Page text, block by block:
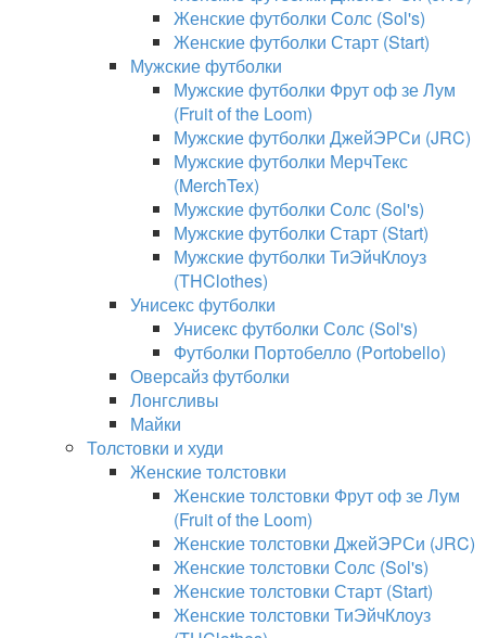
Женские футболки Солс (Sol's)
Женские футболки Старт (Start)
Мужские футболки
Мужские футболки Фрут оф зе Лум
(Fruit of the Loom)
Мужские футболки ДжейЭРСи (JRC)
Мужские футболки МерчТекс
(MerchTex)
Мужские футболки Солс (Sol's)
Мужские футболки Старт (Start)
Мужские футболки ТиЭйчКлоуз
(THClothes)
Унисекс футболки
Унисекс футболки Солс (Sol's)
Футболки Портобелло (Portobello)
Оверсайз футболки
Лонгсливы
Майки
Толстовки и худи
Женские толстовки
Женские толстовки Фрут оф зе Лум
(Fruit of the Loom)
Женские толстовки ДжейЭРСи (JRC)
Женские толстовки Солс (Sol's)
Женские толстовки Старт (Start)
Женские толстовки ТиЭйчКлоуз